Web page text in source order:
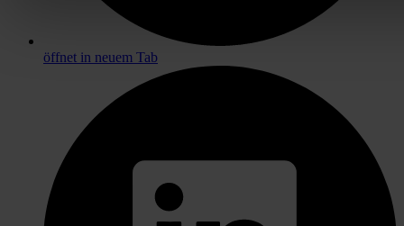
öffnet in neuem Tab